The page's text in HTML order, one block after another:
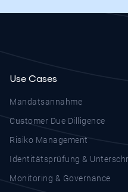
Use Cases
Mandatsannahme
Customer Due Dilligence
Risiko Management
Identitätsprüfung &
Monitoring & Governance